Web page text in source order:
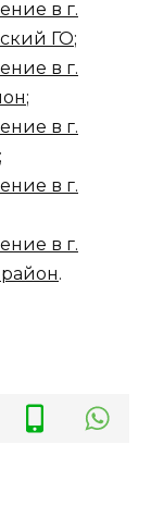
в г.
ГО;
в г.
;
в г.
;
в г.
в г.
.